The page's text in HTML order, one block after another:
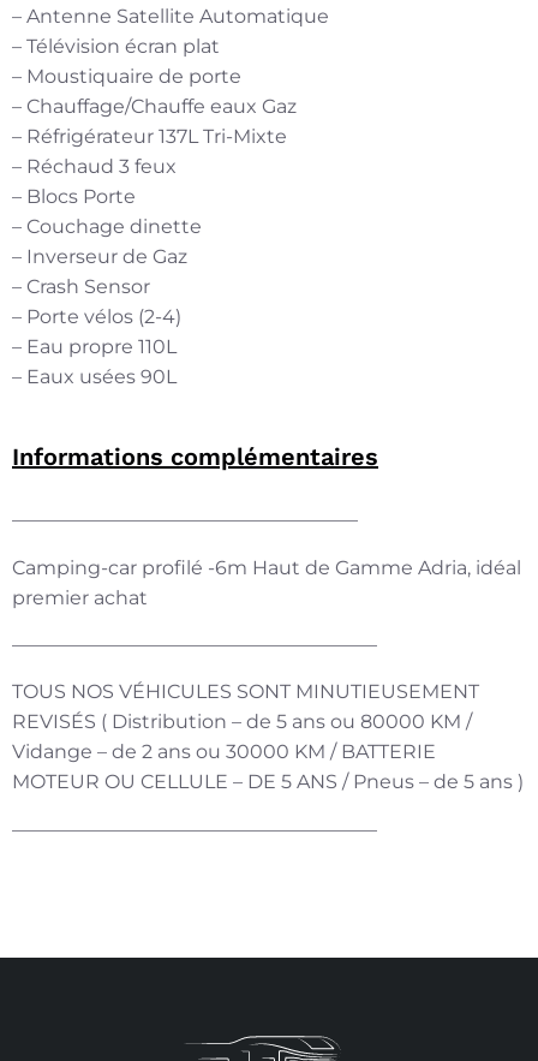
– Antenne Satellite Automatique
– Télévision écran plat
– Moustiquaire de porte
– Chauffage/Chauffe eaux Gaz
– Réfrigérateur 137L Tri-Mixte
– Réchaud 3 feux
– Blocs Porte
– Couchage dinette
– Inverseur de Gaz
– Crash Sensor
– Porte vélos (2-4)
– Eau propre 110L
– Eaux usées 90L
Informations complémentaires
——————————————————
Camping-car profilé -6m Haut de Gamme Adria, idéal
premier achat
———————————————————
TOUS NOS VÉHICULES SONT MINUTIEUSEMENT
REVISÉS ( Distribution – de 5 ans ou 80000 KM /
Vidange – de 2 ans ou 30000 KM / BATTERIE
MOTEUR OU CELLULE – DE 5 ANS / Pneus – de 5 ans )
———————————————————